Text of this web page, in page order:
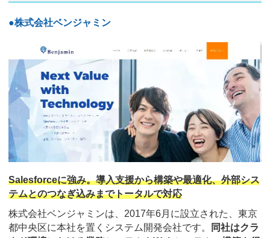
●株式会社ベンジャミン
Salesforceに強み。導入支援から構築や最適化、外部シス
テムとのつなぎ込みまでトータルで対応
株式会社ベンジャミンは、2017年6月に設立された、東京
都中央区に本社を置くシステム開発会社です。
同社はクラ